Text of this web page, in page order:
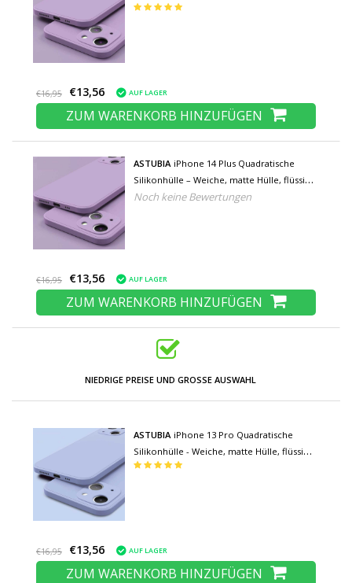
Hülle, hellviolett
€16,95 €13,56 AUF LAGER
ZUM WARENKORB HINZUFÜGEN
ASTUBIA iPhone 14 Plus Quadratische
Silikonhülle – Weiche, matte Hülle, flüssige
Hülle, hellviolett
Noch keine Bewertungen
€16,95 €13,56 AUF LAGER
ZUM WARENKORB HINZUFÜGEN
NIEDRIGE PREISE UND GROSSE AUSWAHL
ASTUBIA iPhone 13 Pro Quadratische
Silikonhülle - Weiche, matte Hülle, flüssige
Hülle, hellblau
€16,95 €13,56 AUF LAGER
ZUM WARENKORB HINZUFÜGEN